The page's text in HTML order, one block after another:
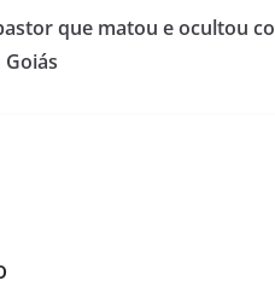
que matou e ocultou